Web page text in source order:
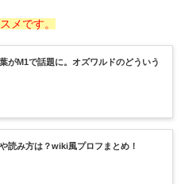
メです。
がM1で話題に。オズワルドのどういう
読み方は？wiki風プロフまとめ！